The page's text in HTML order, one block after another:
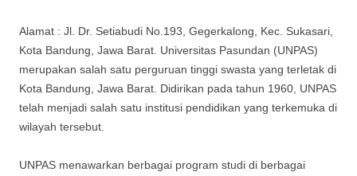
Alamat : Jl. Dr. Setiabudi No.193, Gegerkalong, Kec. Sukasari,
Kota Bandung, Jawa Barat. Universitas Pasundan (UNPAS)
merupakan salah satu perguruan tinggi swasta yang terletak di
Kota Bandung, Jawa Barat. Didirikan pada tahun 1960, UNPAS
telah menjadi salah satu institusi pendidikan yang terkemuka di
wilayah tersebut.
UNPAS menawarkan berbagai program studi di berbagai